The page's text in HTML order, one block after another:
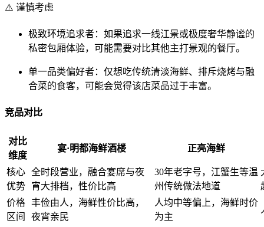
⚠️ 谨慎考虑
极致环境追求者：如果追求一线江景或极度奢华静谧的
私密包厢体验，可能需要对比其他主打景观的餐厅。
单一品类偏好者：仅想吃传统清淡海鲜、排斥烧烤与融
合菜的食客，可能会觉得该店菜品过于丰富。
竞品对比
对比
维度
宴·明都海鲜酒楼 正亮海鲜
核心
优势
全时段营业，融合宴席与夜
宵大排档，性价比高
30年老字号，江蟹生等温
州传统做法地道
价格
区间
丰俭由人，海鲜性价比高，
夜宵亲民
人均中等偏上，海鲜时价
为主